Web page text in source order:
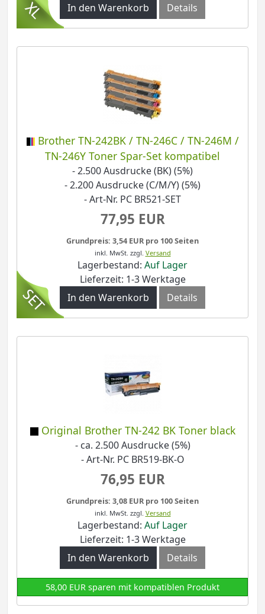
In den Warenkorb
Details
Brother TN-242BK / TN-246C / TN-246M /
TN-246Y Toner Spar-Set kompatibel
- 2.500 Ausdrucke (BK) (5%)
- 2.200 Ausdrucke (C/M/Y) (5%)
- Art-Nr. PC BR521-SET
77,95 EUR
Grundpreis: 3,54 EUR pro 100 Seiten
inkl. MwSt. zzgl. Versand
Lagerbestand: Auf Lager
Lieferzeit: 1-3 Werktage
In den Warenkorb
Details
Original Brother TN-242 BK Toner black
- ca. 2.500 Ausdrucke (5%)
- Art-Nr. PC BR519-BK-O
76,95 EUR
Grundpreis: 3,08 EUR pro 100 Seiten
inkl. MwSt. zzgl. Versand
Lagerbestand: Auf Lager
Lieferzeit: 1-3 Werktage
In den Warenkorb
Details
58,00 EUR sparen mit kompatiblen Produkt